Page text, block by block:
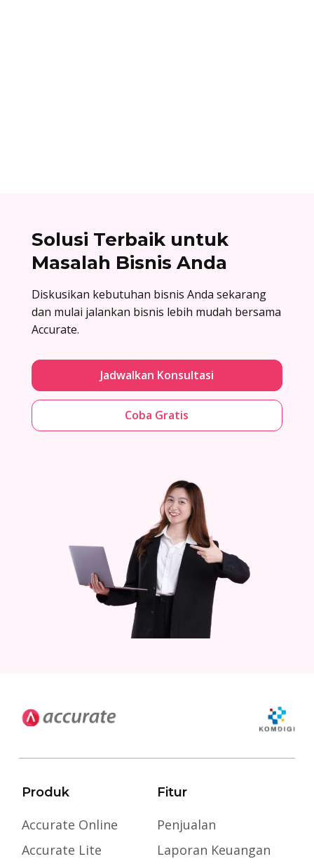
Solusi Terbaik untuk
Masalah Bisnis Anda
Diskusikan kebutuhan bisnis Anda sekarang
dan mulai jalankan bisnis lebih mudah bersama
Accurate.
Jadwalkan Konsultasi
Coba Gratis
Produk
Accurate Online
Accurate Lite
Fitur
Penjualan
Laporan Keuangan